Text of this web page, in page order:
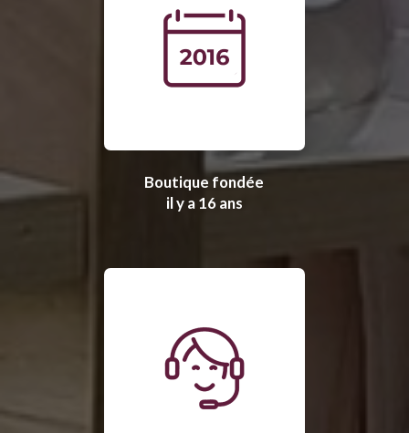
Boutique fondée
il y a 16 ans